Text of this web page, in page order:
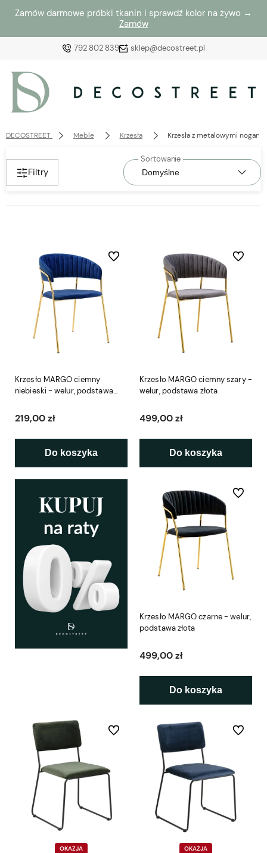
Zamów darmowe próbki tkanin i sprawdź kolor na żywo →
Zamów
792 802 839 sklep@decostreet.pl
Załóż konto
DECOSTREET Meble Krzesła Krzesła z metalowymi nogami
Filtry
Krzesło MARGO ciemny
niebieski - welur, podstawa
219,00 zł
Do koszyka
Do ulubionych
Krzesło MARGO ciemny szary -
welur, podstawa złota
499,00 zł
Do koszyka
Do
Krzesło MARGO czarne - welur,
podstawa złota
499,00 zł
Do koszyka
Do
OKAZJA
Do ulubionych
OKAZJA
Do